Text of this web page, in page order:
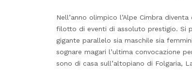
Nell’anno olimpico l’Alpe Cimbra
filotto di eventi di assoluto prestigio. Si
gigante parallelo sia maschile sia
sognare magari l’ultima convocazione
sono di casa sull’altopiano di Folgaria,